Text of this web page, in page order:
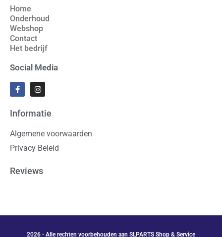
Home
Onderhoud
Webshop
Contact
Het bedrijf
Social Media
Informatie
Algemene voorwaarden
Privacy Beleid
Reviews
2026 - Alle rechten voorbehouden aan SLPARTS Shop & Service